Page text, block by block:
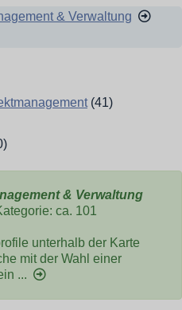
& Verwaltung
(41)
& Verwaltung
ca. 101
unterhalb der Karte
mit der Wahl einer
...